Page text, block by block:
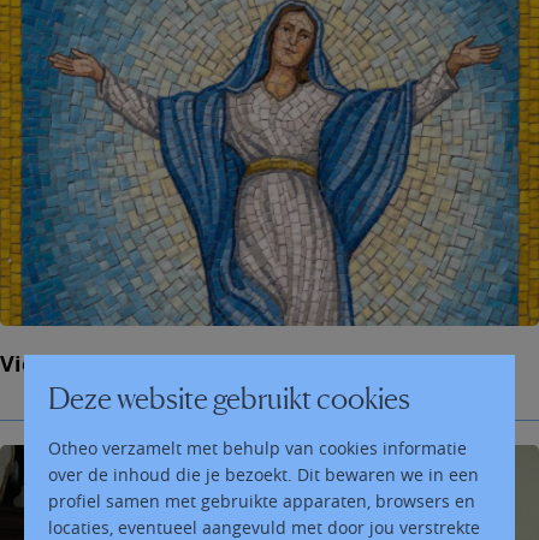
Vieringen O.-L.-Vrouw Hemelvaart
Deze website gebruikt cookies
Otheo verzamelt met behulp van cookies informatie
over de inhoud die je bezoekt. Dit bewaren we in een
profiel samen met gebruikte apparaten, browsers en
locaties, eventueel aangevuld met door jou verstrekte